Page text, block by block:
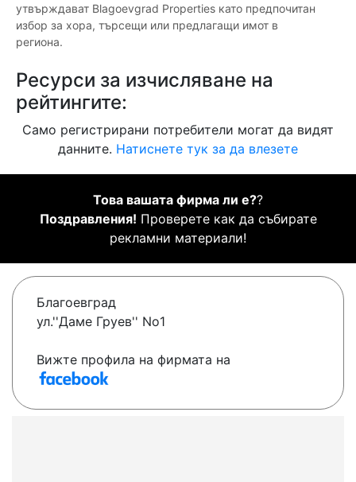
утвърждават Blagoevgrad Properties като предпочитан
избор за хора, търсещи или предлагащи имот в
региона.
Ресурси за изчисляване на
рейтингите:
Само регистрирани потребители могат да видят
данните. Натиснете тук за да влезете
Това вашата фирма ли е??
Поздравления! Проверете как да събирате
рекламни материали!
Благоевград
ул.''Даме Груев'' No1
Вижте профила на фирмата на